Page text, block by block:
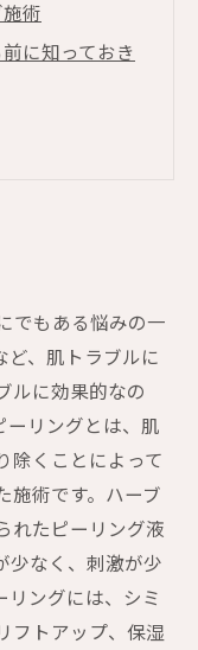
術
に知っておき
でもある悩みの一
ど、肌トラブルに
ルに効果的なの
ーリングとは、肌
除くことによって
施術です。ハーブ
れたピーリング液
少なく、刺激が少
リングには、シミ
フトアップ、保湿